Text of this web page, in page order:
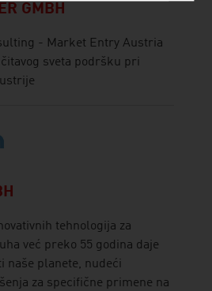
GMBH
- Market Entry Austria
sveta podršku pri
tehnologija za
već preko 55 godina daje
naše planete, nudeći
za specifične primene na